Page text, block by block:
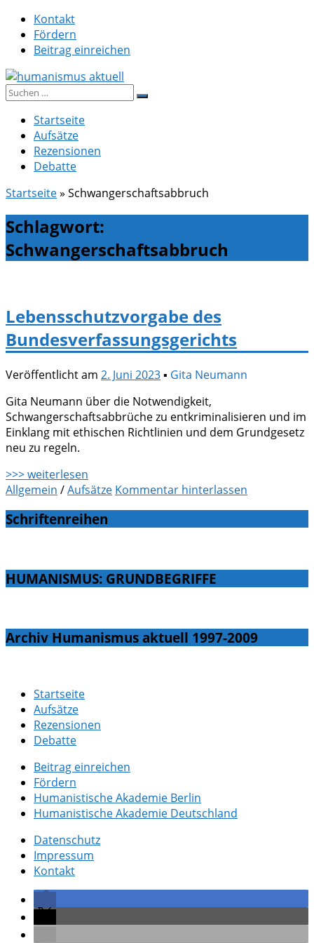
Zum
Inhalt
springen
Kontakt
Fördern
Beitrag einreichen
humanismus aktuell
Suche
Startseite
Aufsätze
Rezensionen
Debatte
Startseite» Schwangerschaftsabbruch
Schlagwort:
Schwangerschaftsabbruch
Lebensschutzvorgabe des
Bundesverfassungsgerichts
Veröffentlicht am 2. Juni 2023▪ Gita Neumann
Gita Neumann über die Notwendigkeit,
Schwangerschaftsabbrüche zu entkriminalisieren und im
Einklang mit ethischen Richtlinien und dem Grundgesetz
neu zu regeln.
>>> weiterlesen
Allgemein /Aufsätze Kommentar hinterlassen
Schriftenreihen
HUMANISMUS: GRUNDBEGRIFFE
Archiv Humanismus aktuell 1997-2009
Startseite
Aufsätze
Rezensionen
Debatte
Beitrag einreichen
Fördern
Humanistische Akademie Berlin
Humanistische Akademie Deutschland
Datenschutz
Impressum
Kontakt